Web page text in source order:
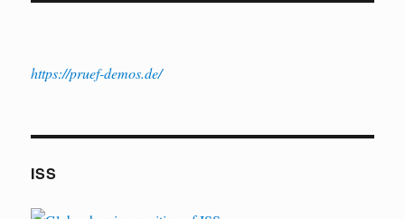
https://pruef-demos.de/
ISS